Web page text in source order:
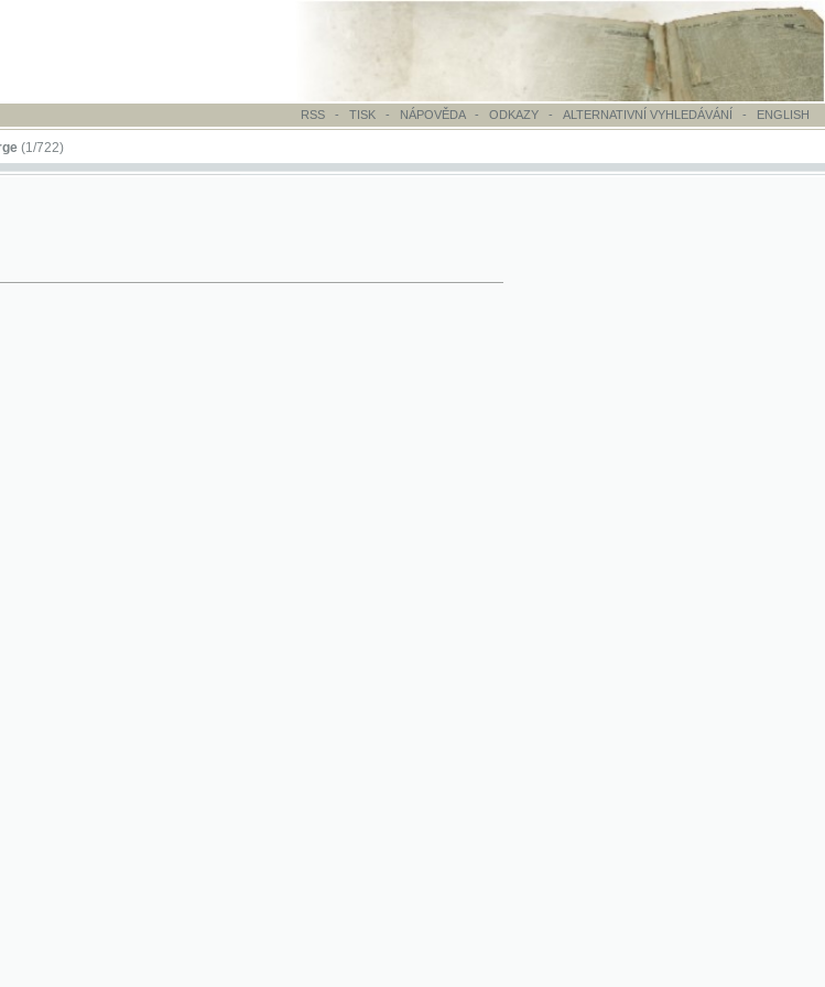
RSS - TISK-NÁPOVĚDA - ODKAZY - ALTERNATIVNÍ VYHLEDÁVÁNÍ- ENGLISH